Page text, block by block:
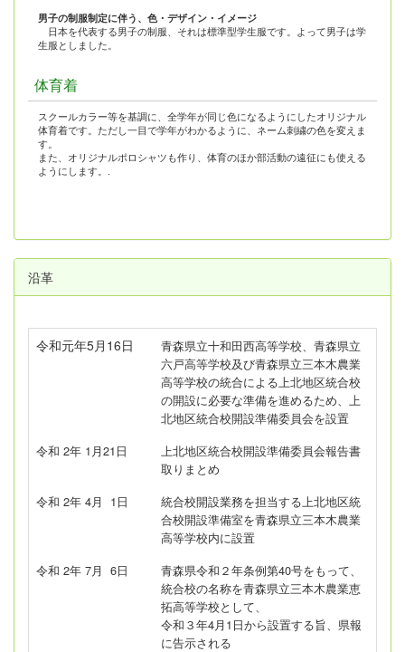
男子の制服制定に伴う、色・デザイン・イメージ
日本を代表する男子の制服、それは標準型学生服です。よって男子は学
生服としました。
体育着
スクールカラー等を基調に、全学年が同じ色になるようにしたオリジナル
体育着です。ただし一目で学年がわかるように、ネーム刺繍の色を変えま
す。
また、オリジナルポロシャツも作り、体育のほか部活動の遠征にも使える
ようにします。.
沿革
令和元年5月16日
青森県立十和田西高等学校、青森県立
六戸高等学校及び青森県立三本木農業
高等学校の統合によ る上北地区統合校
の開設に必要な準備を進めるため、上
北地区統合校開設準備委員会を設置
令和 2年 1月21日
上北地区統合校開設準備委員会報告書
取りまとめ
令和 2年 4月 1日
統合校開設業務を担当する上北地区統
合校開設準備室を青森県立三本木農業
高等学校内に設置
令和 2年 7月 6日
青森県令和２年条例第40号をもって、
統合校の名称を青森県立三本木農業恵
拓高等学校として、
令和３年4月1日から設置する旨、県報
に告示される